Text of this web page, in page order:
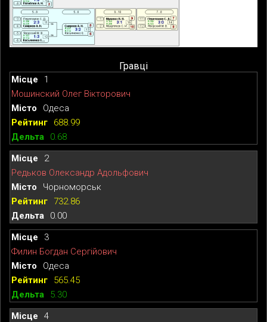
Гравці
1
Мошинский Олег Вікторович
Одеса
688.99
0.68
2
Редьков Олександр Адольфович
Чорноморськ
732.86
0.00
3
Филин Богдан Сергійович
Одеса
565.45
5.30
4